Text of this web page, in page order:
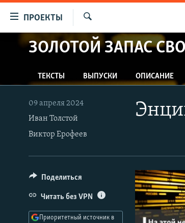
упрощенного
Вернуться
к
основному
содержанию
Вернутся
ПРОЕКТЫ
ПРОГРАММЫ
АВТОРСКИЕ ПРОЕКТЫ
ЦИТАТЫ СВОБОДЫ
МНЕНИЯ
КУЛЬТУРА
IDEL.РЕАЛИИ
КАВКАЗ.РЕАЛИИ
СЕВЕР.РЕАЛИИ
СИБИРЬ.РЕАЛИИ
ЗОЛОТОЙ ЗАПАС
ТЕКСТЫ ВЫПУСКИ ОПИСАНИЕ
09 апреля 2024
Иван Толстой
Виктор Ерофеев
Поделиться
Читать без VPN
Приоритетный источник в